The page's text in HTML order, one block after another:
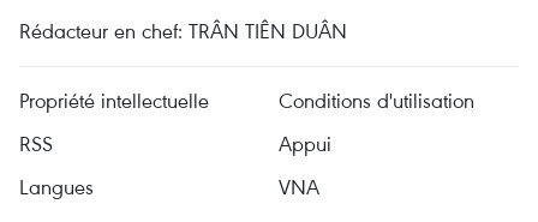
Rédacteur en chef: TRÂN TIÊN DUÂN
Propriété intellectuelle
Conditions d'utilisation
RSS
Appui
Langues
VNA